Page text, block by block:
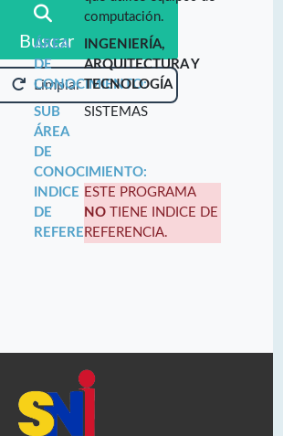
Buscar
Limpiar
computación.
ÁREA
DE
CONOCIMIENTO:
INGENIERÍA,
ARQUITECTURA Y
TECNOLOGÍA
SUB
ÁREA
DE
CONOCIMIENTO:
SISTEMAS
INDICE
DE
REFERENCIA:
ESTE PROGRAMA
NO TIENE INDICE DE
REFERENCIA.